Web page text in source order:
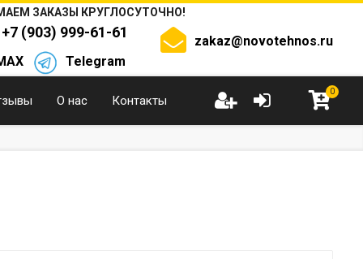
ЗАКАЗЫ КРУГЛОСУТОЧНО!
(903) 999-61-61
Telegram
zakaz@novotehnos.ru
О нас Контакты
0